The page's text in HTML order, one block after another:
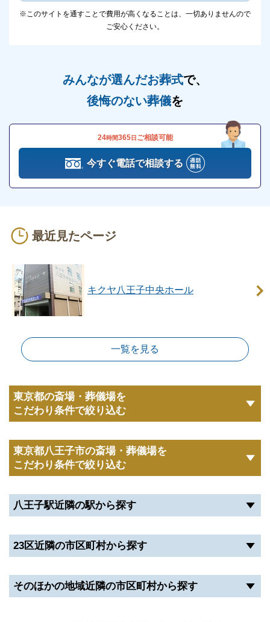
※このサイトを通すことで費用が高くなることは、一切ありませんので
ご安心ください。
みんなが選んだお葬式で、
後悔のない葬儀を
24時間365日 ご相談可能
今すぐ電話で相談する
最近見たページ
キクヤ八王子中央ホール
一覧を見る
東京都の斎場・葬儀場を
こだわり条件で絞り込む
東京都八王子市の斎場・葬儀場を
こだわり条件で絞り込む
八王子駅近隣の駅から探す
23区近隣の市区町村から探す
そのほかの地域近隣の市区町村から探す